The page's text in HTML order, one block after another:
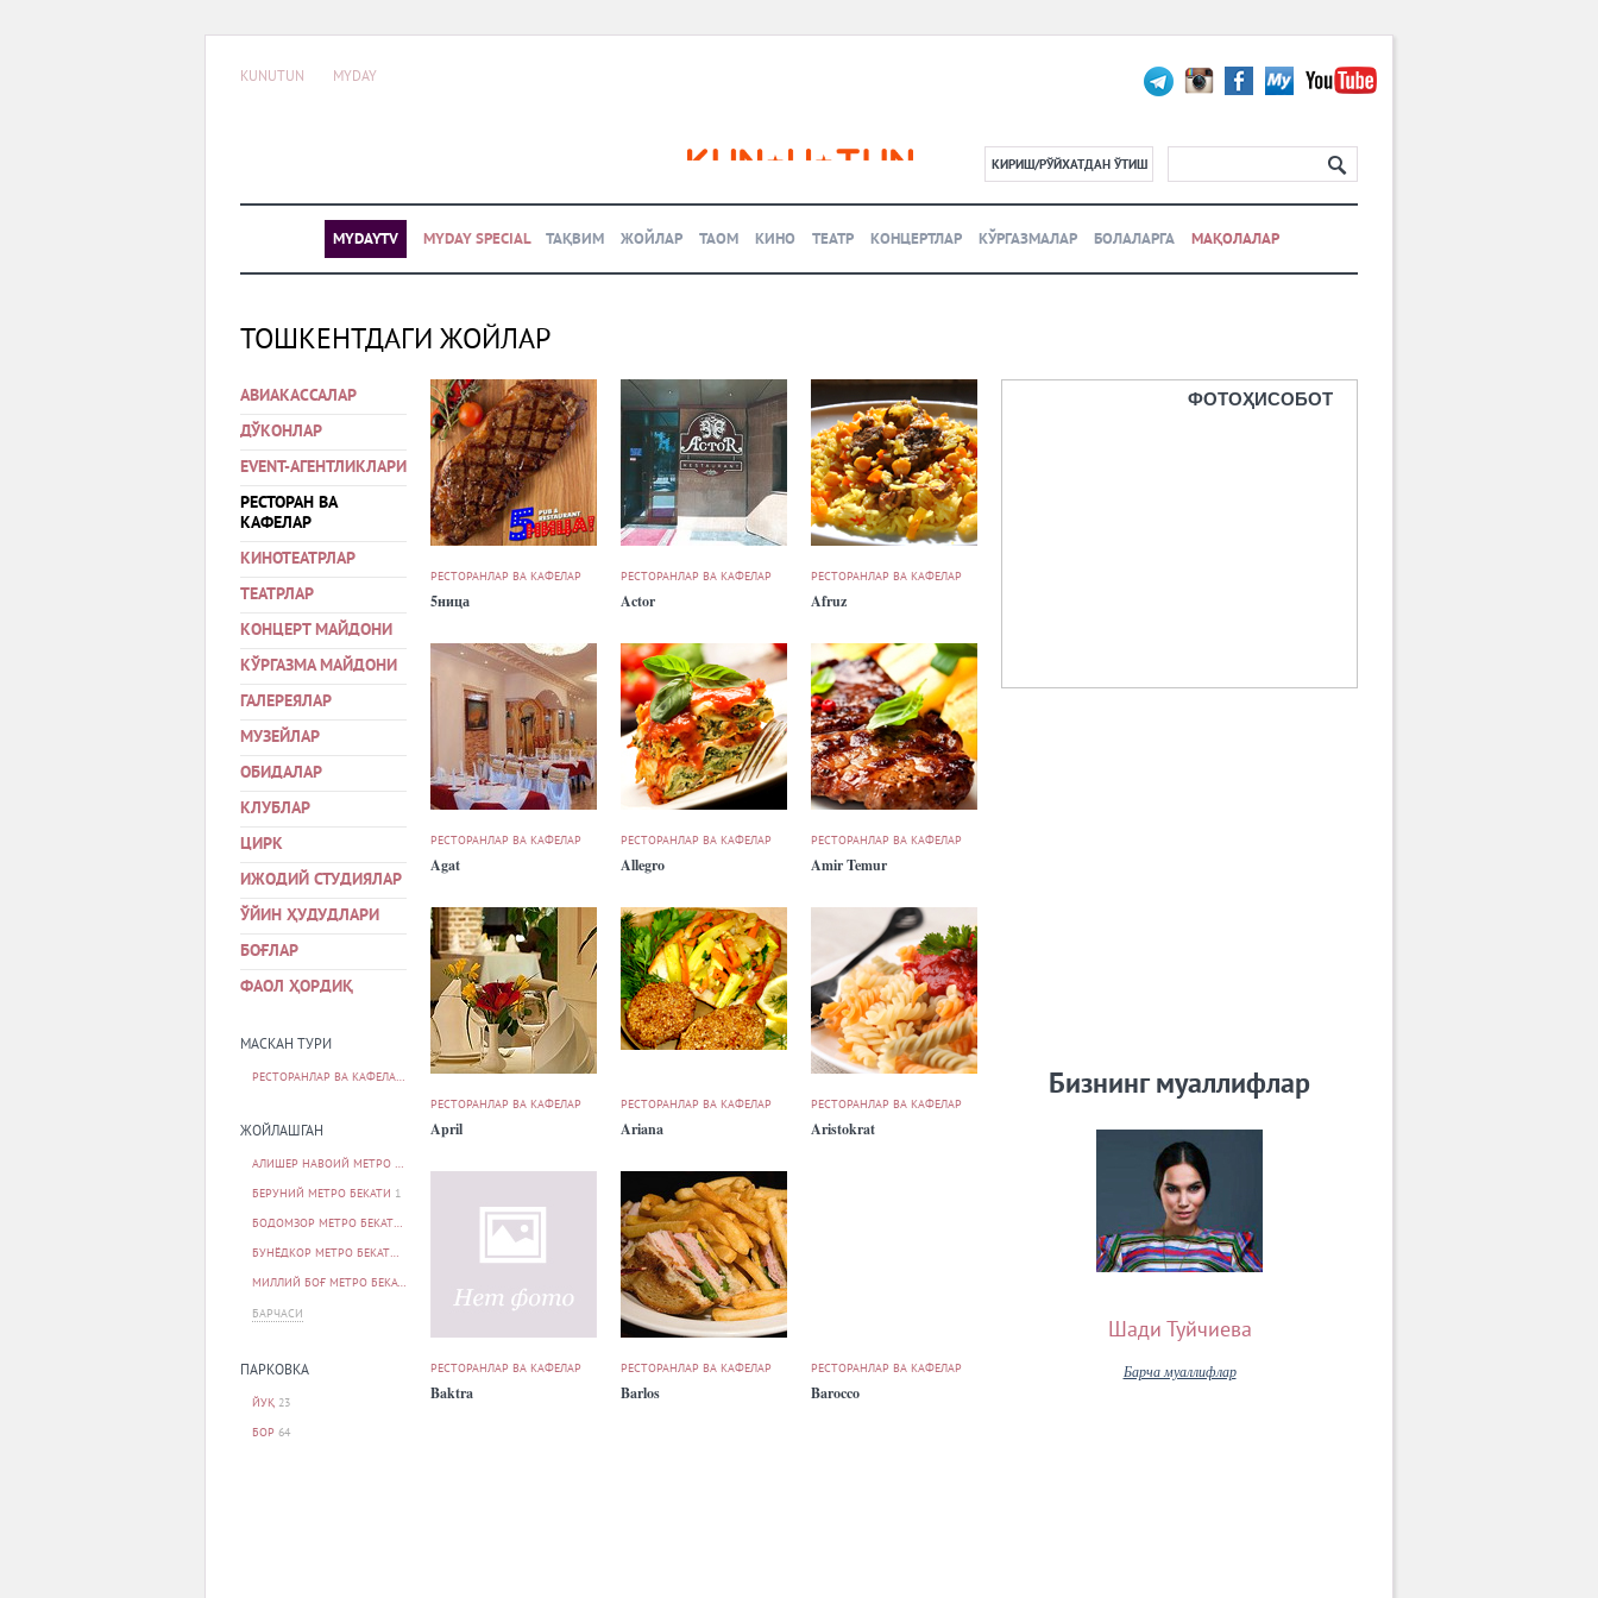
KUNUTUN MYDAY
КИРИШ/РЎЙХАТДАН ЎТИШ
MYDAYTV MYDAY SPECIAL ТАҚВИМ ЖОЙЛАР ТАОМ КИНО ТЕАТР КОНЦЕРТЛАР КЎРГАЗМАЛАР БОЛАЛАРГА МАҚОЛАЛАР
ТОШКЕНТДАГИ ЖОЙЛАР
АВИАКАССАЛАР
ДЎКОНЛАР
EVENT-АГЕНТЛИКЛАРИ
РЕСТОРАН ВА
КАФЕЛАР
КИНОТЕАТРЛАР
ТЕАТРЛАР
КОНЦЕРТ МАЙДОНИ
КЎРГАЗМА МАЙДОНИ
ГАЛЕРЕЯЛАР
МУЗЕЙЛАР
ОБИДАЛАР
КЛУБЛАР
ЦИРК
ИЖОДИЙ СТУДИЯЛАР
ЎЙИН ҲУДУДЛАРИ
БОҒЛАР
ФАОЛ ҲОРДИҚ
МАСКАН ТУРИ
РЕСТОРАНЛАР ВА КАФЕЛАР
ЖОЙЛАШГАН
АЛИШЕР НАВОИЙ МЕТРО БЕКАТИ
БЕРУНИЙ МЕТРО БЕКАТИ 1
БОДОМЗОР МЕТРО БЕКАТИ
БУНЁДКОР МЕТРО БЕКАТИ
МИЛЛИЙ БОҒ МЕТРО БЕКАТИ
БАРЧАСИ
ПАРКОВКА
ЙУҚ 23
БОР 64
РЕСТОРАНЛАР ВА КАФЕЛАР
5ница
РЕСТОРАНЛАР ВА КАФЕЛАР
Actor
РЕСТОРАНЛАР ВА КАФЕЛАР
Afruz
РЕСТОРАНЛАР ВА КАФЕЛАР
Agat
РЕСТОРАНЛАР ВА КАФЕЛАР
Allegro
РЕСТОРАНЛАР ВА КАФЕЛАР
Amir Temur
РЕСТОРАНЛАР ВА КАФЕЛАР
April
РЕСТОРАНЛАР ВА КАФЕЛАР
Ariana
РЕСТОРАНЛАР ВА КАФЕЛАР
Aristokrat
РЕСТОРАНЛАР ВА КАФЕЛАР
Baktra
РЕСТОРАНЛАР ВА КАФЕЛАР
Barlos
РЕСТОРАНЛАР ВА КАФЕЛАР
Barocco
ФОТОҲИСОБОТ
Бизнинг муаллифлар
Шади Туйчиева
Барча муаллифлар